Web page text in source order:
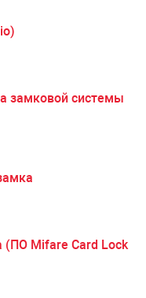
замковой системы
(ПО Mifare Card Lock